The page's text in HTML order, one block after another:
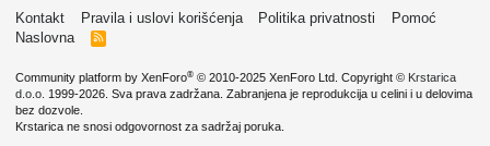
Kontakt
Pravila i uslovi korišćenja Politika privatnosti
Pomoć
Naslovna
R
Community platform by XenForo® © 2010-2025 XenForo Ltd. Copyright © Krstarica
d.o.o. 1999-2026. Sva prava zadržana. Zabranjena je reprodukcija u celini i u delovima
bez dozvole.
Krstarica ne snosi odgovornost za sadržaj poruka.